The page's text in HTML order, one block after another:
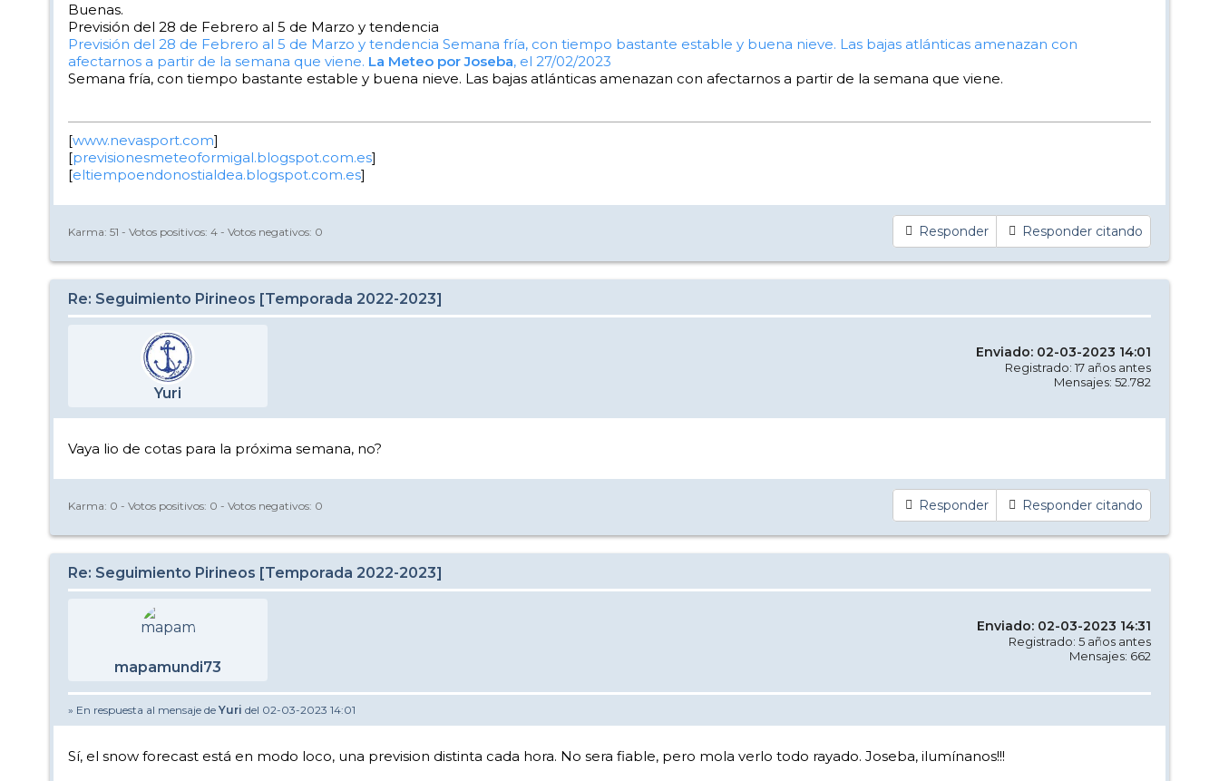
Buenas.
Previsión del 28 de Febrero al 5 de Marzo y tendencia
Previsión del 28 de Febrero al 5 de Marzo y tendencia Semana fría, con tiempo bastante estable y buena nieve. Las bajas atlánticas amenazan con
afectarnos a partir de la semana que viene. La Meteo por Joseba, el 27/02/2023
Semana fría, con tiempo bastante estable y buena nieve. Las bajas atlánticas amenazan con afectarnos a partir de la semana que viene.
[www.nevasport.com]
[previsionesmeteoformigal.blogspot.com.es]
[eltiempoendonostialdea.blogspot.com.es]
Responder Responder citando
Karma: 51 - Votos positivos: 4 - Votos negativos: 0
Re: Seguimiento Pirineos [Temporada 2022-2023]
Yuri
Enviado: 02-03-2023 14:01
Registrado: 17 años antes
Mensajes: 52.782
Vaya lio de cotas para la próxima semana, no?
Responder Responder citando
Karma: 0 - Votos positivos: 0 - Votos negativos: 0
Re: Seguimiento Pirineos [Temporada 2022-2023]
mapamundi73
Enviado: 02-03-2023 14:31
Registrado: 5 años antes
Mensajes: 662
» En respuesta al mensaje de Yuri del 02-03-2023 14:01
Sí, el snow forecast está en modo loco, una prevision distinta cada hora. No sera fiable, pero mola verlo todo rayado. Joseba, ilumínanos!!!